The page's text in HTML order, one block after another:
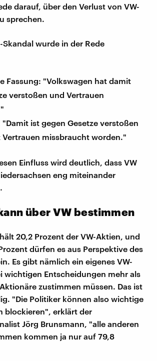
darauf, über den Verlust von VW-
sprechen.
Skandal wurde in der Rede
Fassung: "Volkswagen hat damit
verstoßen und Vertrauen
"Damit ist gegen Gesetze verstoßen
missbraucht worden."
Einfluss wird deutlich, dass VW
eng miteinander
über VW bestimmen
20,2 Prozent der VW-Aktien, und
dürfen es aus Perspektive des
Es gibt nämlich ein eigenes VW-
wichtigen Entscheidungen mehr als
zustimmen müssen. Das ist
"Die Politiker können also wichtige
blockieren", erklärt der
Jörg Brunsmann, "alle anderen
kommen ja nur auf 79,8